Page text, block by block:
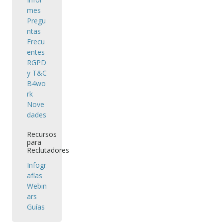
mes
Pregu
ntas
Frecu
entes
RGPD
y T&C
B4wo
rk
Nove
dades
Recursos
para
Reclutadores
Infogr
afías
Webin
ars
Guías